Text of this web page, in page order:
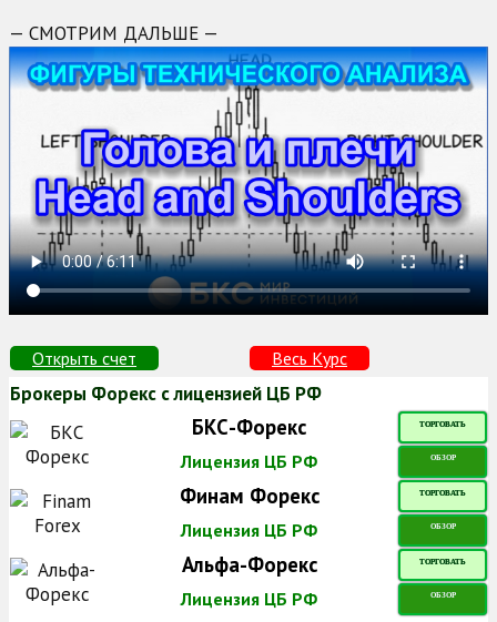
— СМОТРИМ ДАЛЬШЕ —
Открыть счет Весь Курс
Брокеры Форекс с лицензией ЦБ РФ
БКС-Форекс ТОРГОВАТЬ
Лицензия ЦБ РФ ОБЗОР
Финам Форекс ТОРГОВАТЬ
Лицензия ЦБ РФ ОБЗОР
Альфа-Форекс ТОРГОВАТЬ
Лицензия ЦБ РФ ОБЗОР